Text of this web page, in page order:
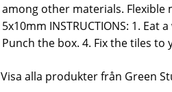
among other materials. Flexible
5x10mm INSTRUCTIONS: 1. Eat
Punch the box. 4. Fix the tiles to
Visa alla produkter från Green